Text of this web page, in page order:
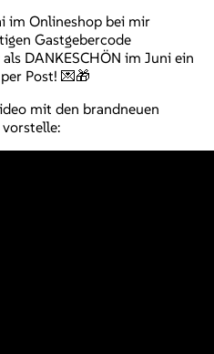
im Onlineshop bei mir
Gastgebercode
DANKESCHÖN im Juni ein
Post! 💌🎁
mit den brandneuen